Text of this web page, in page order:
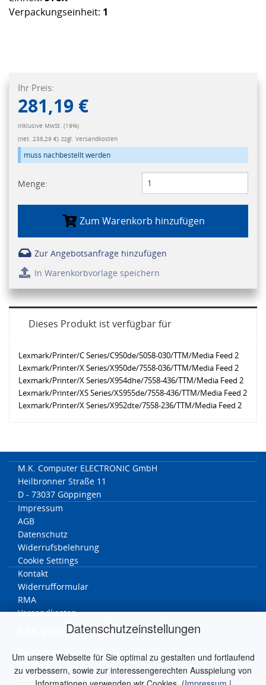
Datenschutzeinstellungen
Um unsere Webseite für Sie optimal zu gestalten und fortlaufend
zu verbessern, sowie zur interessengerechten Ausspielung von
Verpackungseinheit: 1
Ihr Preis:
281,19 €
Inklusive MwSt. (19%)
(net. 236,29 €) zzgl. Versandkosten
muss nachbestellt werden
Menge:
Zum Warenkorb hinzufügen
Zur Angebotsanfrage hinzufügen
In Warenkorbvorlage speichern
Dieses Produkt ist verfügbar für
Lexmark/Printer/C Series/C950de/5058-030/TTM/Media Feed 2
Lexmark/Printer/X Series/X950de/7558-036/TTM/Media Feed 2
Lexmark/Printer/X Series/X954dhe/7558-436/TTM/Media Feed 2
Lexmark/Printer/XS Series/XS955de/7558-436/TTM/Media Feed 2
Lexmark/Printer/X Series/X952dte/7558-236/TTM/Media Feed 2
M.K. Computer ELECTRONIC GmbH
Heilbronner Straße 11
D - 73037 Göppingen
Impressum
AGB
Datenschutz
Widerrufsbelehrung
Cookie Settings
Kontakt
Widerrufformular
RMA
Versandkosten
MK worldwide
Deutschland
Italien
Österreich